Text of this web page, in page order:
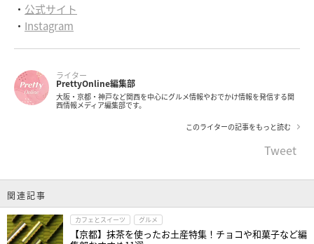
・ 公式サイト
・ Instagram
ライター
PrettyOnline編集部
大阪・京都・神戸など関西を中心にグルメ情報やおでかけ情報を発信する関
西情報メディア編集部です。
このライターの記事をもっと読む
Tweet
関連記事
カフェとスイーツ グルメ
【京都】抹茶を使ったお土産特集！チョコや和菓子など編